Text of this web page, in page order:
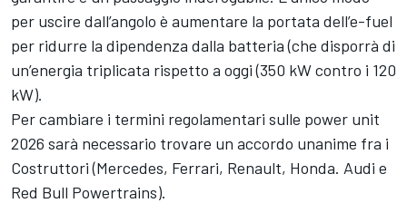
per uscire dall’angolo è aumentare la portata dell’e-fuel
per ridurre la dipendenza dalla batteria (che disporrà di
un’energia triplicata rispetto a oggi (350 kW contro i 120
kW).
Per cambiare i termini regolamentari sulle power unit
2026 sarà necessario trovare un accordo unanime fra i
Costruttori (Mercedes, Ferrari, Renault, Honda. Audi e
Red Bull Powertrains).